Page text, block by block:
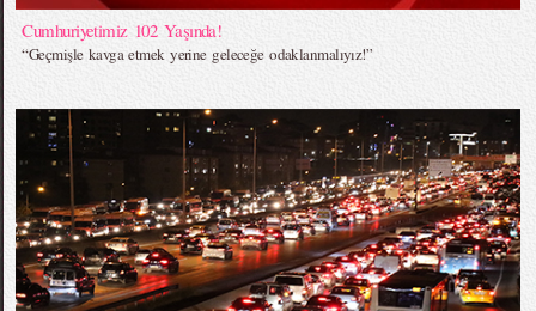
Cumhuriyetimiz 102 Yaşında!
“Geçmişle kavga etmek yerine geleceğe odaklanmalıyız!”